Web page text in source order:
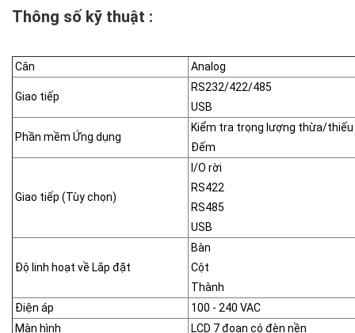
Thông số kỹ thuật :
Cân Analog
Giao tiếp
RS232/422/485
USB
Phần mềm Ứng dụng
Kiểm tra trọng lượng thừa/thiếu
Đếm
Giao tiếp (Tùy chọn)
I/O rời
RS422
RS485
USB
Độ linh hoạt về Lắp đặt
Bàn
Cột
Thành
Điện áp
100 - 240 VAC
Màn hình
LCD 7 đoạn có đèn nền